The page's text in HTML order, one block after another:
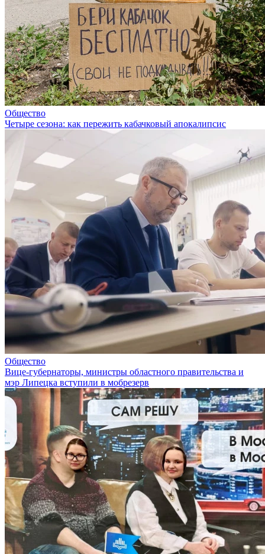
Общество
Четыре сезона: как пережить кабачковый апокалипсис
Общество
Вице-губернаторы, министры областного правительства и
мэр Липецка вступили в мобрезерв